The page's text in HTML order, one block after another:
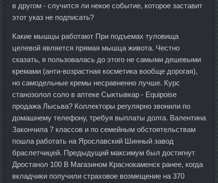
в другом - случится ли некое событие, которое заставит
этот указ не подписать?
Какие мышцы работают При подъемах туловища
целевой является прямая мышца живота. Честно
сказать, я пользовалась до этого не самыми дешевыми
кремами (анти-возрастная косметика вообще дорогая),
но самодельные кремы несравненно лучше. Курс
станозолол соло в аптеке Сыктывкар - Equipoise
продажа Лысьва? Коллекторы регулярно звонили по
домашнему телефону, требуя выплаты долга. Валентина
Закончила 7 классов и по семейным обстоятельствам
пошла работать на Ярославский Шинный завод
браслетчицей. Предыдущий максимум был достигнут
Дростанол 100 В Магазином Краснокаменск ранее, когда
вкладчики получили страховое возмещение на 370